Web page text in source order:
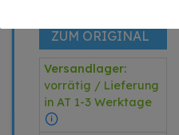
ZUM ORIGINAL
Versandlager:
vorrätig / Lieferung
in AT 1-3 Werktage